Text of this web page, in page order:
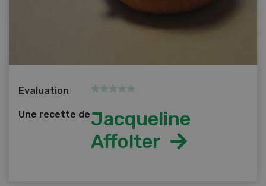
Evaluation
Une recette deJacqueline
Affolter